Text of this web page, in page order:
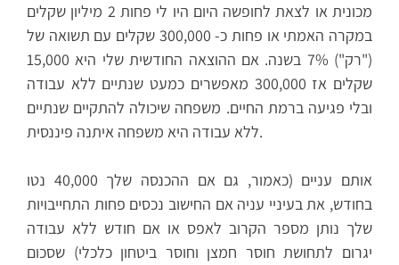
מכונית או לצאת לחופשה היום היו לי פחות 2 מיליון שקלים
במקרה האמתי או פחות כ- 300,000 שקלים עם תשואה של
("רק") 7% בשנה. אם ההוצאה החודשית שלי היא 15,000
שקלים אז 300,000 מאפשרים כמעט שנתיים ללא עבודה
ובלי פגיעה ברמת החיים. משפחה שיכולה להתקיים שנתיים
ללא עבודה היא משפחה איתנה פיננסית.
אותם עניים (כאמור, גם אם ההכנסה שלך 40,000 נטו
בחודש, את בעיניי עניה אם החישוב נכסים פחות התחייבויות
שלך נותן מספר הקרוב לאפס או אם חודש ללא עבודה
יגרום לתחושת חוסר חמצן וחוסר ביטחון כלכלי) שסכום